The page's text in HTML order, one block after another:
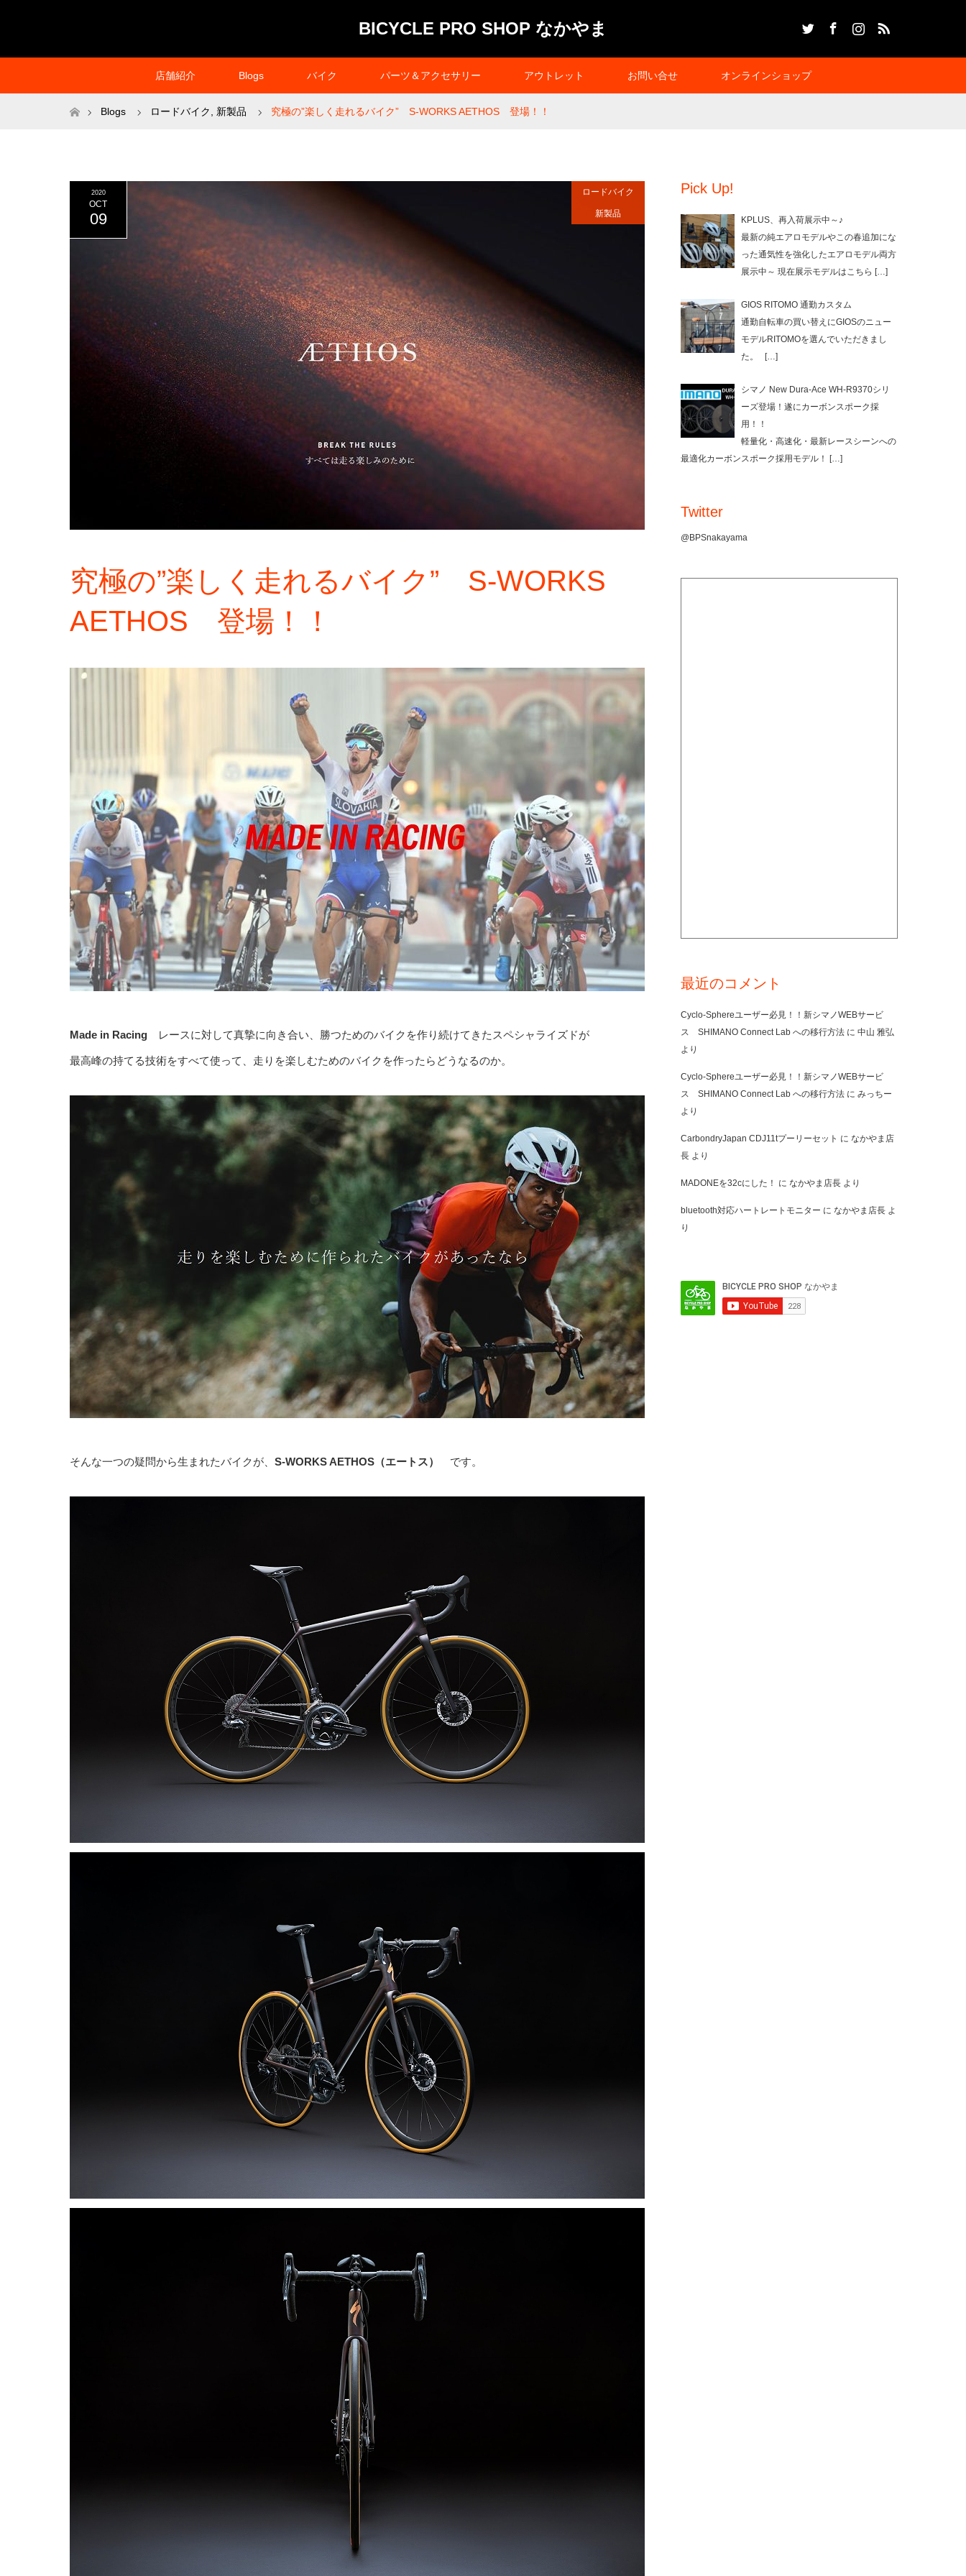
BICYCLE PRO SHOP なかやま
店舗紹介 Blogs バイク パーツ＆アクセサリー アウトレット お問い合せ オンラインショップ
ホームBlogs ロードバイク 新製品 究極の”楽しく走れるバイク” S-WORKS AETHOS 登場！！
2020
OCT
09
ロードバイク
新製品
究極の”楽しく走れるバイク” S-WORKS
AETHOS 登場！！
Made in Racing レースに対して真摯に向き合い、勝つためのバイクを作り続けてきたスペシャライズドが
最高峰の持てる技術をすべて使って、走りを楽しむためのバイクを作ったらどうなるのか。
そんな一つの疑問から生まれたバイクが、 S-WORKS AETHOS（エートス） です。
Pick Up!
KPLUS、再入荷展示中～♪
最新の純エアロモデルやこの春追加にな
った通気性を強化したエアロモデル両方
展示中～ 現在展示モデルはこちら […]
GIOS RITOMO 通勤カスタム
通勤自転車の買い替えにGIOSのニュー
モデルRITOMOを選んでいただきまし
た。
[…]
シマノ New Dura-Ace WH-R9370シリ
ーズ登場！遂にカーボンスポーク採
用！！
軽量化・高速化・最新レースシーンへの
最適化カーボンスポーク採用モデル！
[…]
Twitter
@BPSnakayama
最近のコメント
Cyclo-Sphereユーザー必見！！新シマノWEBサービ
ス SHIMANO Connect Lab への移行方法 に 中山 雅弘
より
Cyclo-Sphereユーザー必見！！新シマノWEBサービ
ス SHIMANO Connect Lab への移行方法 に みっちー
より
CarbondryJapan CDJ11tプーリーセット に なかやま店
長 より
MADONEを32cにした！ に なかやま店長 より
bluetooth対応ハートレートモニター に なかやま店長 よ
り